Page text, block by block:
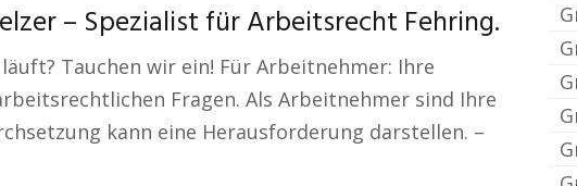
– Spezialist für Arbeitsrecht Fehring.
Tauchen wir ein! Für Arbeitnehmer: Ihre
Fragen. Als Arbeitnehmer sind Ihre
kann eine Herausforderung darstellen. –